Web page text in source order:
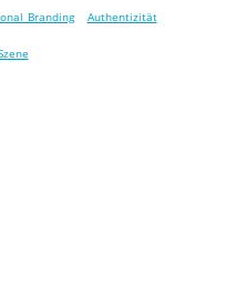
Branding Authentizität